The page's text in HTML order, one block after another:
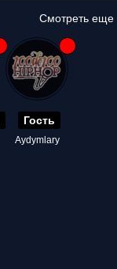
Смотреть еще
Гость
Aydymlary